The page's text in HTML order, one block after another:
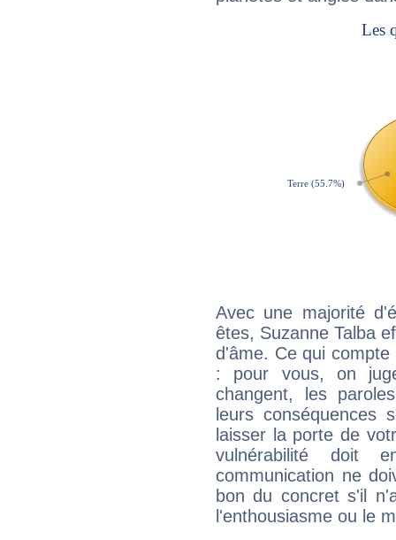
Avec une majorité
êtes, Suzanne Talba
d'âme. Ce qui
: pour vous, on
changent, les
leurs conséquences
laisser la porte de
vulnérabilité doit
communication ne
bon du concret s'il
l'enthousiasme ou le